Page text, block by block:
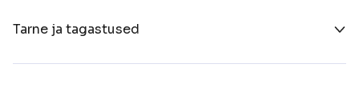
Tarne ja tagastused